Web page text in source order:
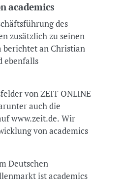
academics
des
zusätzlich zu seinen
berichtet an Christian
ebenfalls
von ZEIT ONLINE
auch die
www.zeit.de. Wir
von academics
Deutschen
ist academics